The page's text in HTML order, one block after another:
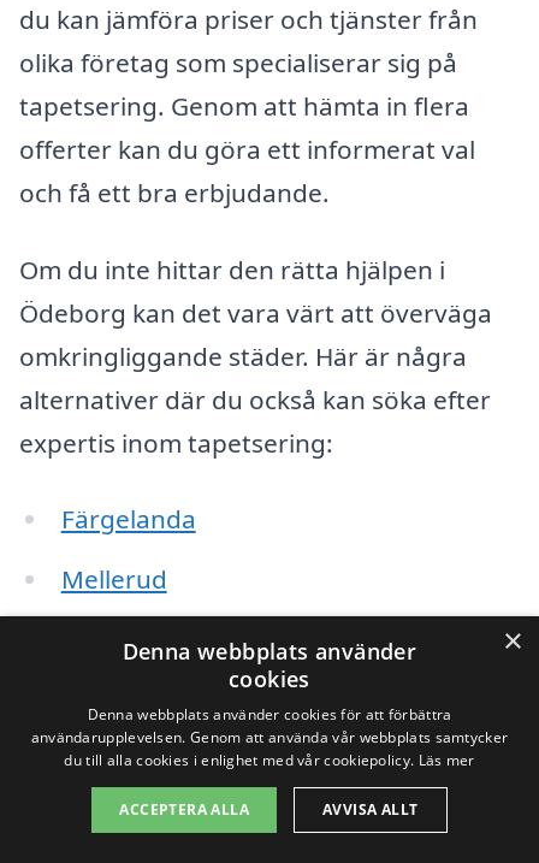
du kan jämföra priser och tjänster från
olika företag som specialiserar sig på
tapetsering. Genom att hämta in flera
offerter kan du göra ett informerat val
och få ett bra erbjudande.
Om du inte hittar den rätta hjälpen i
Ödeborg kan det vara värt att överväga
omkringliggande städer. Här är några
alternativer där du också kan söka efter
expertis inom tapetsering:
Färgelanda
Mellerud
Bädden
Dals Långed
Gåsevad
×
Denna webbplats använder
cookies
Denna webbplats använder cookies för att förbättra
användarupplevelsen. Genom att använda vår webbplats samtycker
du till alla cookies i enlighet med vår cookiepolicy. Läs mer
ACCEPTERA ALLA AVVISA ALLT